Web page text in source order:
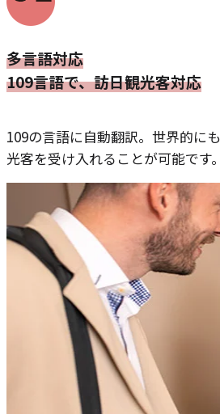
多言語対応
109言語で、訪日観光客対応
109の言語に自動翻訳。世界的に
光客を受け入れることが可能です。